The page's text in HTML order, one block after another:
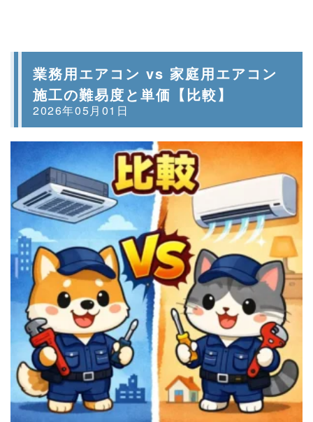
業務用エアコン vs 家庭用エアコン
施工の難易度と単価【比較】
2026年05月01日